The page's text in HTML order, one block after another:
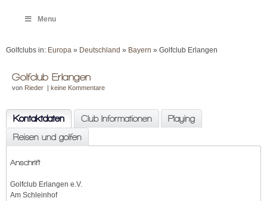
Menu
Golfclubs in: Europa » Deutschland » Bayern » Golfclub Erlangen
Golfclub Erlangen
von Rieder | keine Kommentare
Kontaktdaten Club Informationen
Playing
Reisen und golfen
Anschrift
Golfclub Erlangen e.V.
Am Schleinhof